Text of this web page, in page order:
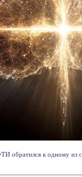
обратился к одному